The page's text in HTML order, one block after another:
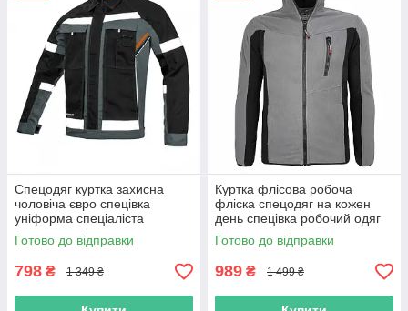
Спецодяг куртка захисна
чоловіча євро спецівка
уніформа спеціаліста
курточка для робіт роба
польша
Готово до відправки
798 ₴ 1 349 ₴
Куртка флісова робоча
фліска спецодяг на кожен
день спецівка робочий одяг
reis польша polar twin
Готово до відправки
989 ₴ 1 499 ₴